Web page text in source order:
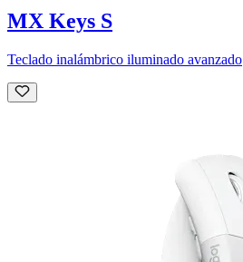
MX Keys S
Teclado inalámbrico iluminado avanzado